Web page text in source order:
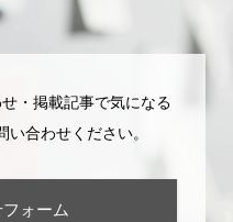
・掲載記事で気になる
合わせください。
ォーム